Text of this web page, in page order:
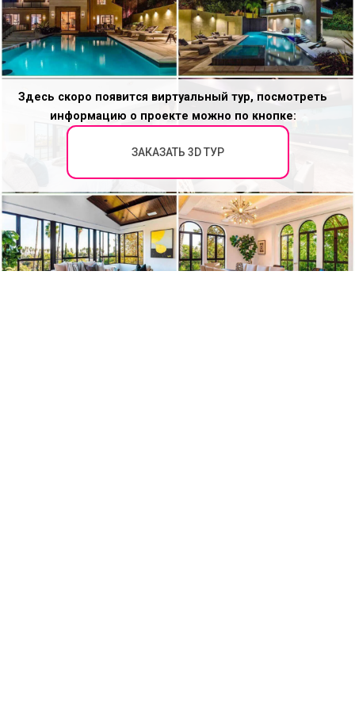
Здесь скоро появится виртуальный тур, посмотреть
информацию о проекте можно по кнопке:
ЗАКАЗАТЬ 3D ТУР